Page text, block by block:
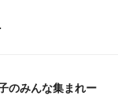
のみんな集まれー